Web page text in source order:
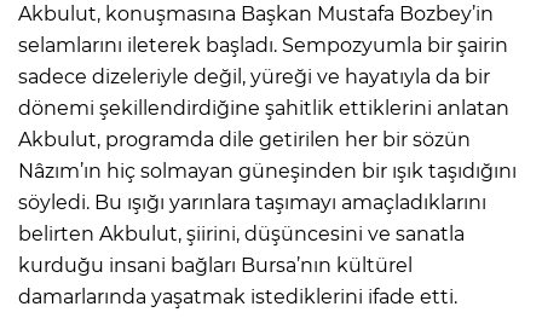
Akbulut, konuşmasına Başkan Mustafa Bozbey’in
selamlarını ileterek başladı. Sempozyumla bir şairin
sadece dizeleriyle değil, yüreği ve hayatıyla da bir
dönemi şekillendirdiğine şahitlik ettiklerini anlatan
Akbulut, programda dile getirilen her bir sözün
Nâzım’ın hiç solmayan güneşinden bir ışık taşıdığını
söyledi. Bu ışığı yarınlara taşımayı amaçladıklarını
belirten Akbulut, şiirini, düşüncesini ve sanatla
kurduğu insani bağları Bursa’nın kültürel
damarlarında yaşatmak istediklerini ifade etti.